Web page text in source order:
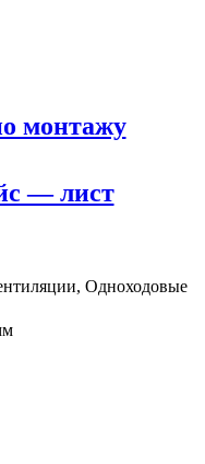
монтажу
— лист
, Одноходовые